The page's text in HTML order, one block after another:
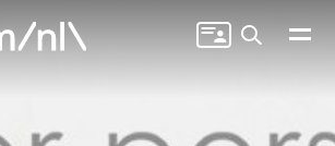
Zoeken